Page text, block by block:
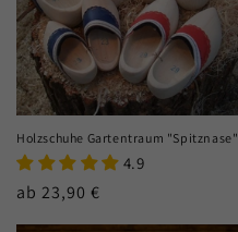
Holzschuhe Gartentraum "Spitznase"
4.9
Normaler
ab 23,90 €